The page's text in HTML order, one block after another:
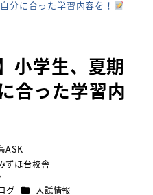
分に合った学習内容を！
小学生、夏期
合った学習内
ASK
ずほ台校舎
グ カテゴリー
入試情報